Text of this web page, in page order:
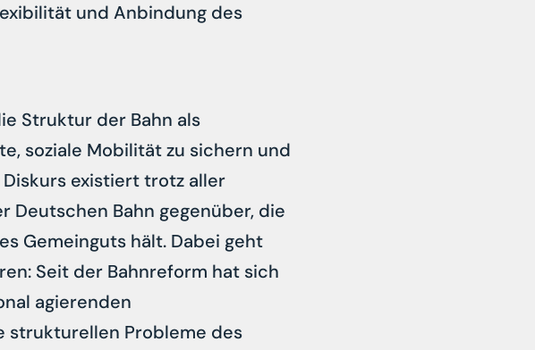
und Anbindung des
Struktur der Bahn als
soziale Mobilität zu sichern und
existiert trotz aller
Deutschen Bahn gegenüber, die
Gemeinguts hält. Dabei geht
Seit der Bahnreform hat sich
agierenden
strukturellen Probleme des